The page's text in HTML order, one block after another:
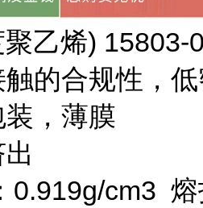
乙烯) 15803-
的合规性，
，薄膜
0.919g/cm3